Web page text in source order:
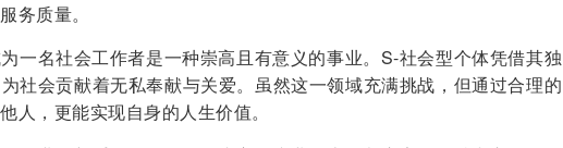
务质量。
一名社会工作者是一种崇高且有意义的事业。S-社会型个体凭借其独
社会贡献着无私奉献与关爱。虽然这一领域充满挑战，但通过合理的
人，更能实现自身的人生价值。